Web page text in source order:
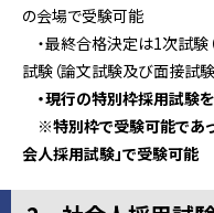
の会場で受験可能
・最終合格決定は1次試験
試験（論文試験及び面接試
・現行の特別枠採用試験
※特別枠で受験可能であっ
会人採用試験」で受験可能